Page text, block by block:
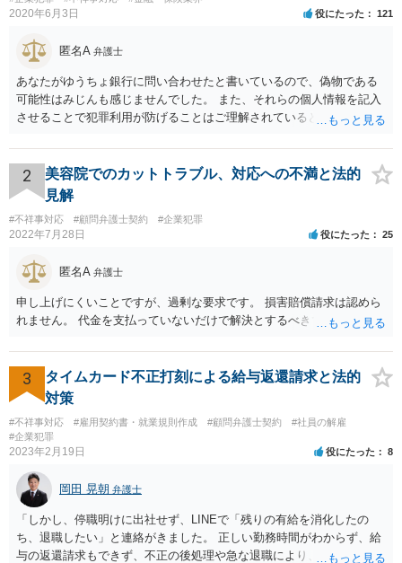
2020年6月3日 役にたった 121
匿名A 弁護士
あなたがゆうちょ銀行に問い合わせたと書いているので、偽物である
可能性はみじんも感じませんでした。 また、それらの個人情報を記入
させることで犯罪利用が防げることはご理解されているとおりです。
士に同意を求めているだけです。 最初の回答では分かりづらかったの
かもしれませんが、質問にわかりやすく答えると「法的に許される」
が答えになります。 補足でアドバイスしておきますと、今私に反論し
てきたその内容をゆうちょ銀行にぶつければいいとおもいます。 もっ
とも、ぶつけられたゆうちょ銀行があなたと契約するかは法律上ゆう
ちょ銀行の自由です。
2
美容院でのカットトラブル、対応への不満と法的
見解
#不祥事対応 #顧問弁護士契約 #企業犯罪
2022年7月28日 役にたった 25
匿名A 弁護士
申し上げにくいことですが、過剰な要求です。 損害賠償請求は認めら
れません。 代金を支払っていないだけで解決とするべきでしょう。
3
タイムカード不正打刻による給与返還請求と法的
対策
#不祥事対応 #雇用契約書・就業規則作成 #顧問弁護士契約
#社員の解雇
#企業犯罪
2023年2月19日 役にたった 8
岡田 晃朝 弁護士
「しかし、停職明けに出社せず、LINEで「残りの有給を消化したの
ち、退職したい」と連絡がきました。 正しい勤務時間がわからず、給
与の返還請求もできず、不正の後処理や急な退職により、社や他のス